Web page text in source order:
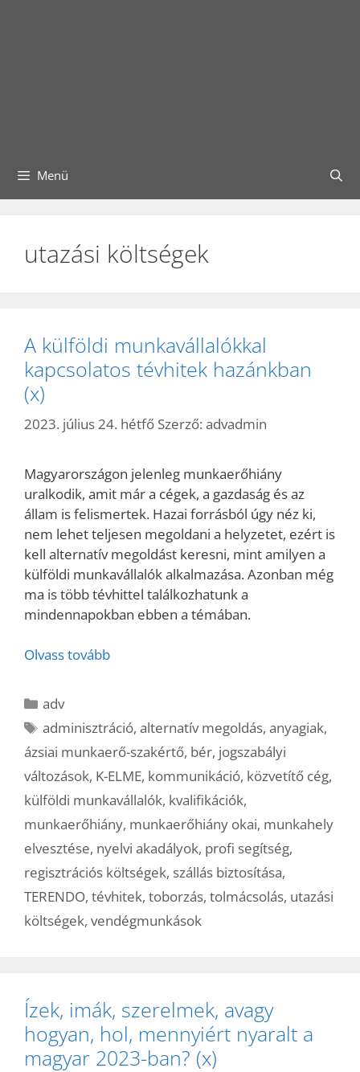
Menü
utazási költségek
A külföldi munkavállalókkal
kapcsolatos tévhitek hazánkban
(x)
2023. július 24. hétfő Szerző: advadmin
Magyarországon jelenleg munkaerőhiány
uralkodik, amit már a cégek, a gazdaság és az
állam is felismertek. Hazai forrásból úgy néz ki,
nem lehet teljesen megoldani a helyzetet, ezért is
kell alternatív megoldást keresni, mint amilyen a
külföldi munkavállalók alkalmazása. Azonban még
ma is több tévhittel találkozhatunk a
mindennapokban ebben a témában.
Olvass tovább
Kategória
adv
Címkék
adminisztráció,alternatív megoldás,anyagiak,
ázsiai munkaerő-szakértő, bér, jogszabályi
változások, K-ELME, kommunikáció, közvetítő cég,
külföldi munkavállalók, kvalifikációk,
munkaerőhiány, munkaerőhiány okai, munkahely
elvesztése, nyelvi akadályok, profi segítség,
regisztrációs költségek, szállás biztosítása,
TERENDO, tévhitek, toborzás, tolmácsolás, utazási
költségek, vendégmunkások
Ízek, imák, szerelmek, avagy
hogyan, hol, mennyiért nyaralt a
magyar 2023-ban? (x)